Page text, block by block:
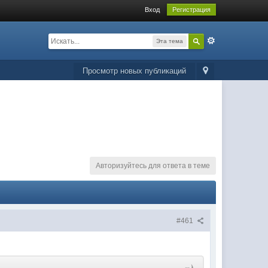
Вход Регистрация
Эта тема
Просмотр новых публикаций
Авторизуйтесь для ответа в теме
#461